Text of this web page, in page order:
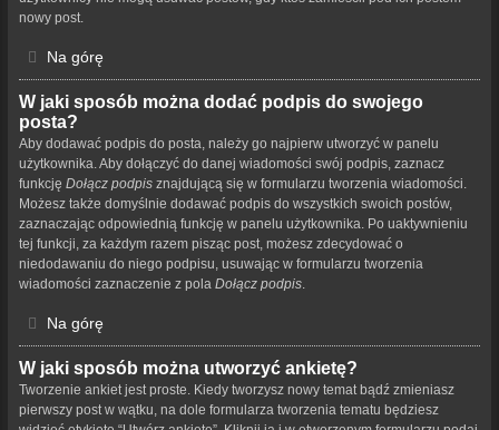
nowy post.
Na górę
W jaki sposób można dodać podpis do swojego
posta?
Aby dodawać podpis do posta, należy go najpierw utworzyć w panelu
użytkownika. Aby dołączyć do danej wiadomości swój podpis, zaznacz
funkcję Dołącz podpis znajdującą się w formularzu tworzenia wiadomości.
Możesz także domyślnie dodawać podpis do wszystkich swoich postów,
zaznaczając odpowiednią funkcję w panelu użytkownika. Po uaktywnieniu
tej funkcji, za każdym razem pisząc post, możesz zdecydować o
niedodawaniu do niego podpisu, usuwając w formularzu tworzenia
wiadomości zaznaczenie z pola Dołącz podpis
Na górę
W jaki sposób można utworzyć ankietę?
Tworzenie ankiet jest proste. Kiedy tworzysz nowy temat bądź zmieniasz
pierwszy post w wątku, na dole formularza tworzenia tematu będziesz